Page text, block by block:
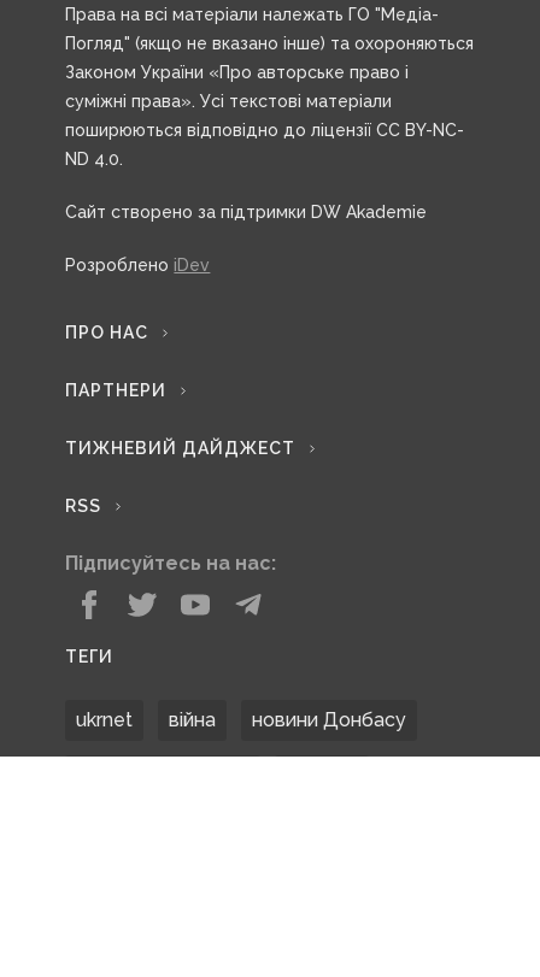
Права на всі матеріали належать ГО "Медіа-
Погляд" (якщо не вказано інше) та охороняються
Законом України «Про авторське право і
суміжні права». Усі текстові матеріали
поширюються відповідно до ліцензії CC BY-NC-
ND 4.0.
Сайт створено за підтримки DW Akademie
Розроблено iDev
ПРО НАС
ПАРТНЕРИ
ТИЖНЕВИЙ ДАЙДЖЕСТ
RSS
Підписуйтесь на нас:
ТЕГИ
ukrnet війна новини Донбасу